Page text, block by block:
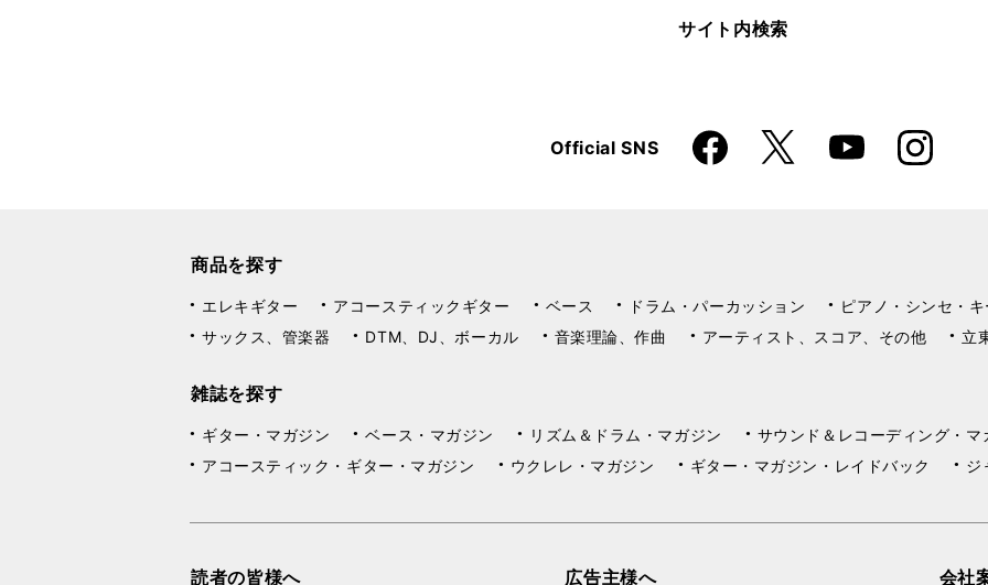
サイト内検索
Official SNSFaceboo
k
X YouTube Instagra
m
商品を探す
エレキギター アコースティックギター ベース ドラム・パーカッション ピアノ・シンセ・キ
サックス、管楽器
DTM、DJ、ボーカル 音楽理論、作曲 アーティスト、スコア、その他 立
雑誌を探す
ギター・マガジン ベース・マガジン リズム＆ドラム・マガジン
サウンド＆レコーディング・マ
アコースティック・ギター・マガジン
ウクレレ・マガジン ギター・マガジン・レイドバック ジ
読者の皆様へ 広告主様へ 会社